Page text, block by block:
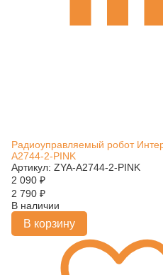
Радиоуправляемый робот
A2744-2-PINK
Артикул: ZYA-A2744-2-PINK
2 090 ₽
2 790 ₽
В наличии
В корзину